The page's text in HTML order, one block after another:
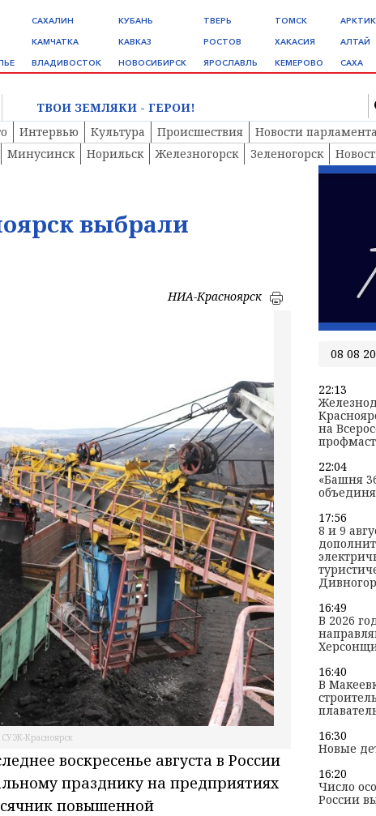
САХАЛИН
КАМЧАТКА
ВЛАДИВОСТОК
КУБАНЬ
КАВКАЗ
НОВОСИБИРСК
ТВЕРЬ
РОСТОВ
ЯРОСЛАВЛЬ
ТОМСК
ХАКАСИЯ
КЕМЕРОВО
АЛТАЙ
САХА
ТВОИ ЗЕМЛЯКИ - ГЕРОИ!
Интервью Культура Происшествия Новости парламента
Минусинск Норильск Железногорск Зеленогорск
выбрали
НИА-Красноярск
Красноярск
воскресенье августа в России
празднику на предприятиях
повышенной
08 08
22:13
на
22:04
«Башня
17:56
8 и 9
16:49
В 2026
16:40
В
16:30
Новые
16:20
Число
России